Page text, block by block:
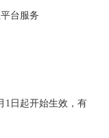
台服务
1日起开始生效，有